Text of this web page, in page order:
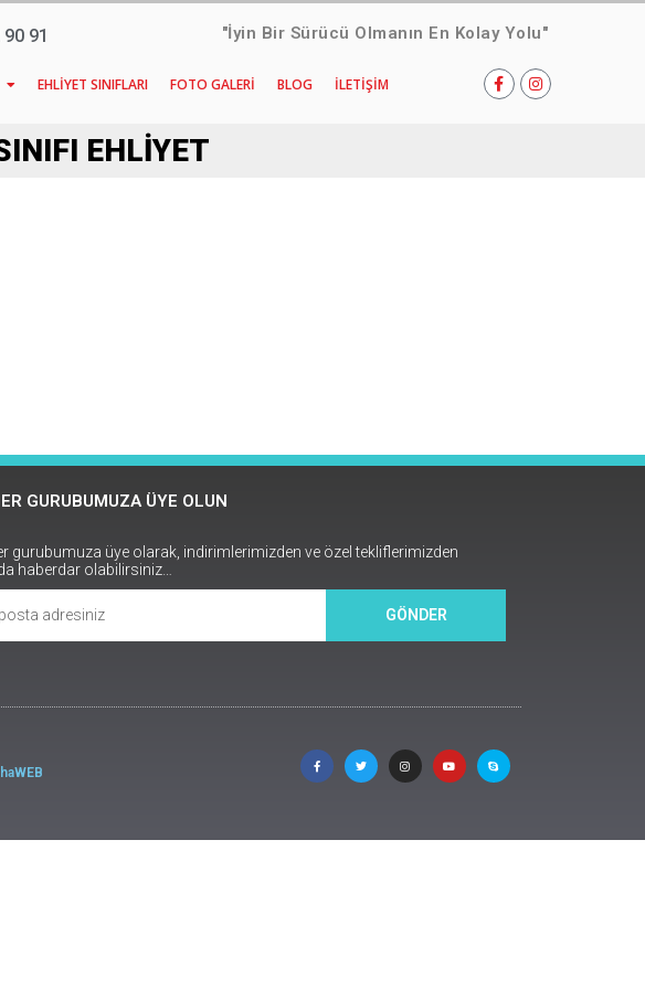
91 "İyin Bir Sürücü Olmanın En Kolay Yolu"
EHLIYET SINIFLARI FOTO GALERI BLOG İLETIŞIM
EHLIYET
GURUBUMUZA ÜYE OLUN
gurubumuza üye olarak, indirimlerimizden ve özel tekliflerimizden
haberdar olabilirsiniz…
GÖNDER